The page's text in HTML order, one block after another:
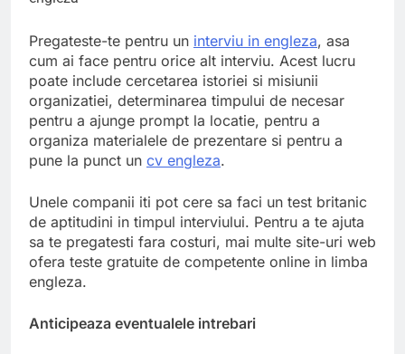
6 Ani Ago
Pregateste-te pentru un interviu in engleza, asa
cum ai face pentru orice alt interviu. Acest lucru
poate include cercetarea istoriei si misiunii
organizatiei, determinarea timpului de necesar
pentru a ajunge prompt la locatie, pentru a
organiza materialele de prezentare si pentru a
pune la punct un cv engleza.
Unele companii iti pot cere sa faci un test britanic
de aptitudini in timpul interviului. Pentru a te ajuta
sa te pregatesti fara costuri, mai multe site-uri web
ofera teste gratuite de competente online in limba
engleza.
Anticipeaza eventualele intrebari